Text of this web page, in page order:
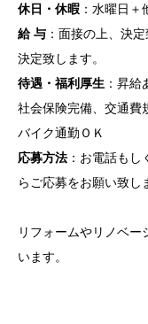
休日・休暇 ：水曜日
給 与 ：面接の上、決
決定致します。
待遇・福利厚生 ：昇
社会保険完備、交通費
バイク通勤ＯＫ
応募方法 ：お電話も
らご応募をお願い致し
リフォームやリノベ
います。